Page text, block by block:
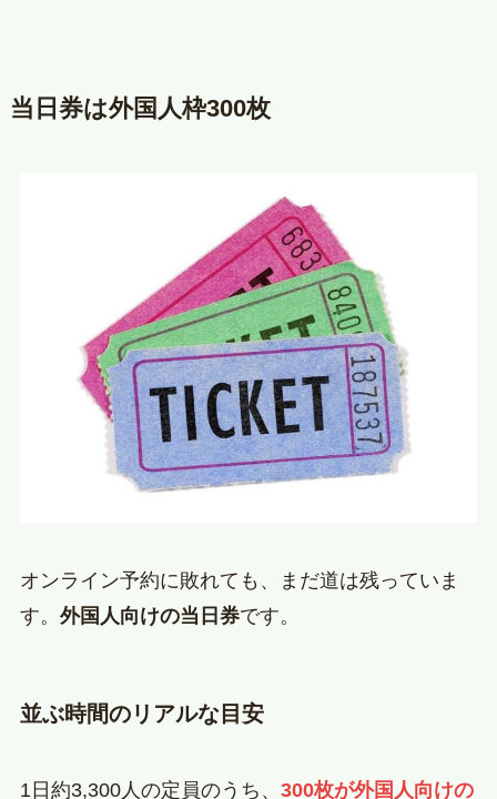
当日券は外国人枠300枚
オンライン予約に敗れても、まだ道は残っていま
す。 外国人向けの当日券です。
並ぶ時間のリアルな目安
1日約3,300人の定員のうち、 300枚が外国人向けの